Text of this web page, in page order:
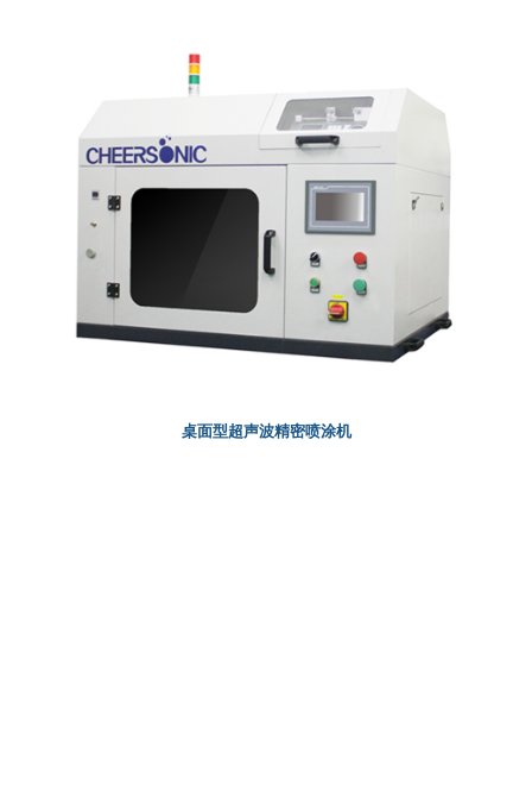
桌面型超声波精密喷涂机